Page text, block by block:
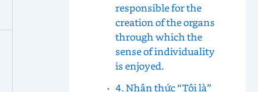
responsible for the
creation of the organs
through which the
sense of individuality
is enjoyed.
4. Nhận thức “Tôi là”